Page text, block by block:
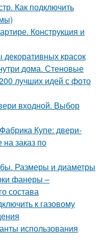
Как подключить
Конструкция и
красок
дома. Стеновые
лучших идей с фото
входной. Выбор
Купе: двери-
заказ по
Размеры и диаметры
фанеры –
состава
к газовому
использования